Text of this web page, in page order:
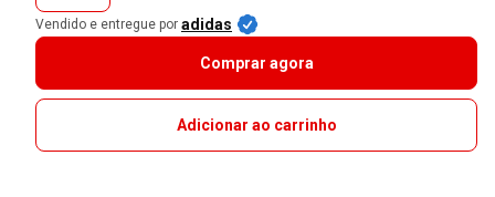
Vendido e entregue por adidas
Comprar agora
Adicionar ao carrinho